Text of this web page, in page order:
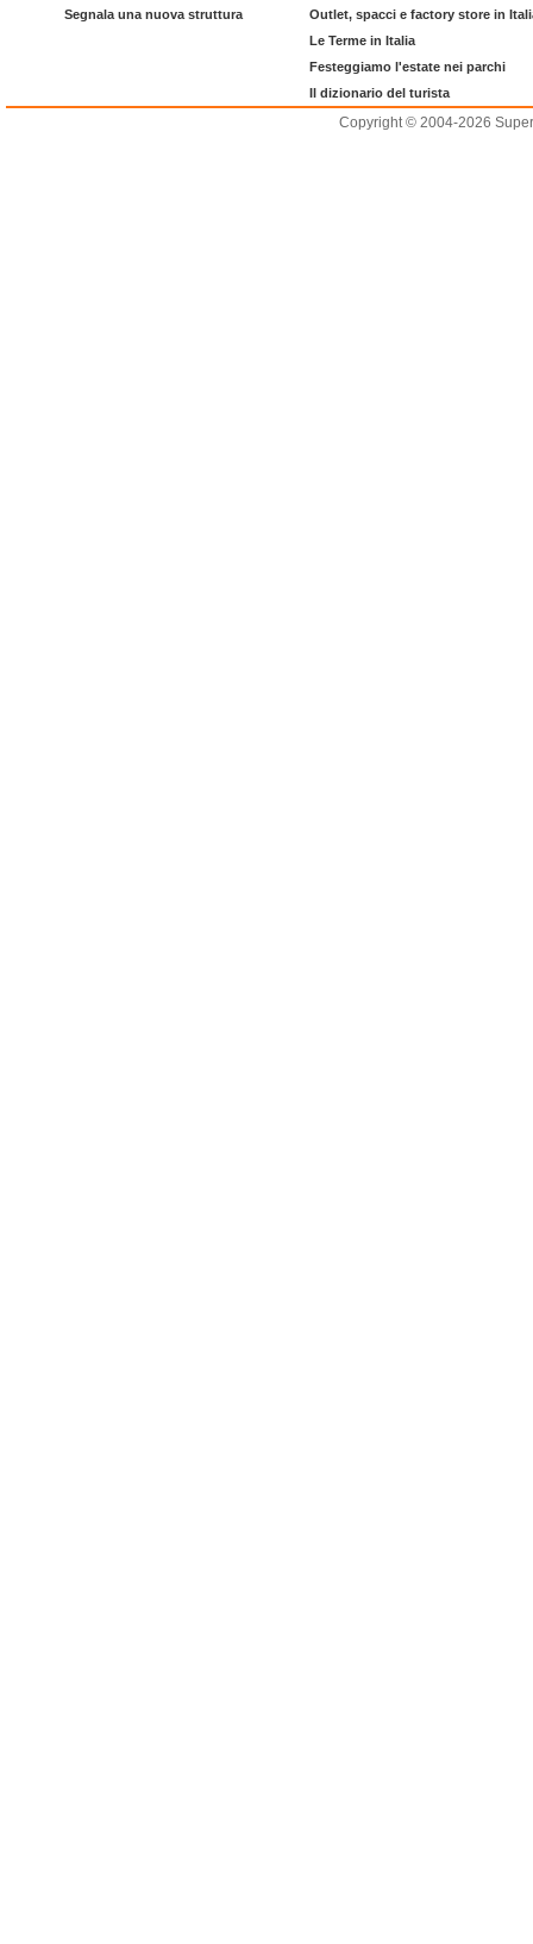
Segnala una nuova struttura
Outlet, spacci e factory store in
Le Terme in Italia
Festeggiamo l'estate nei parchi
Il dizionario del turista
Copyright © 2004-2026